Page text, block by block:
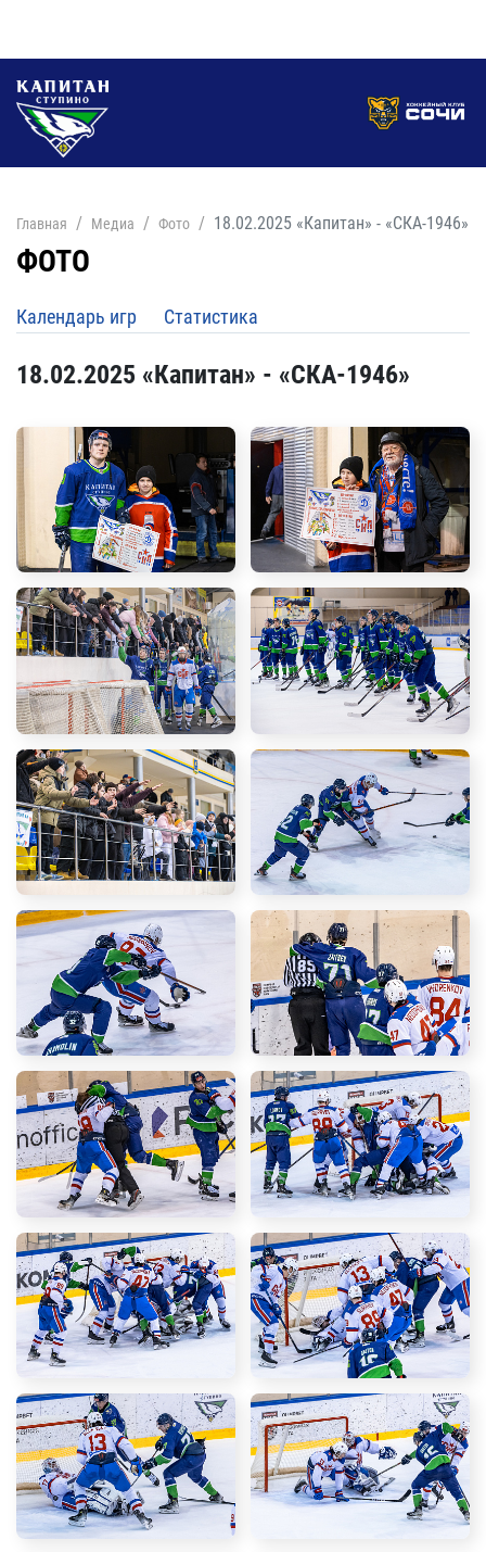
Главная Медиа Фото 18.02.2025 «Капитан» - «СКА-1946»
ФОТО
Календарь игр Статистика
18.02.2025 «Капитан» - «СКА-1946»